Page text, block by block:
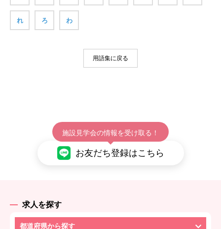
れ ろ わ
用語集に戻る
施設見学会の情報を受け取る！
お友だち登録はこちら
求人を探す
都道府県から探す